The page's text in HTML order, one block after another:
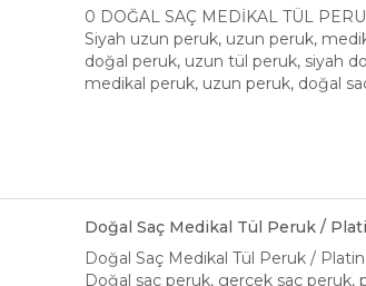
0 DOĞAL SAÇ MEDİKAL TÜL
Siyah uzun peruk, uzun peruk,
doğal peruk, uzun tül peruk, siyah
medikal peruk, uzun peruk, doğal
Doğal Saç Medikal Tül Peruk /
Doğal Saç Medikal Tül Peruk /
Doğal saç peruk, gerçek saç peruk,